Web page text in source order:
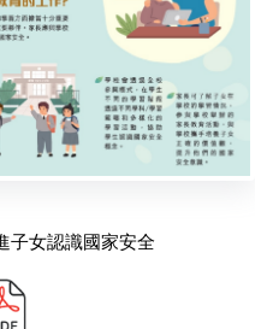
子女認識國家安全